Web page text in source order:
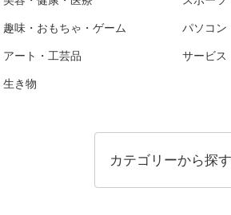
趣味・おもちゃ・ゲーム パソコン
アート・工芸品 サービス
生き物
カテゴリーから探す